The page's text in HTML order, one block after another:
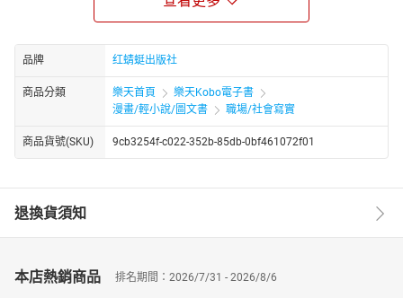
这一路上状况连连，四名少年个性迥异，面对问题时有着不同的想
法、态度，往往难以达成共识，彼此的矛盾一天天加深，满腹的热
情逐渐冷却。虽然走在同一条路上，彼此却渐行渐远。他们要克服
的，不只是255公里的骑行，更是四人之间的距离……
品牌 红蜻蜓出版社
商品分類 樂天首頁
樂天Kobo電子書
漫畫/輕小說/圖文書
職場/社會寫實
商品貨號(SKU) 9cb3254f-c022-352b-85db-0bf461072f01
退換貨須知
本店熱銷商品 排名期間：2026/7/31 - 2026/8/6